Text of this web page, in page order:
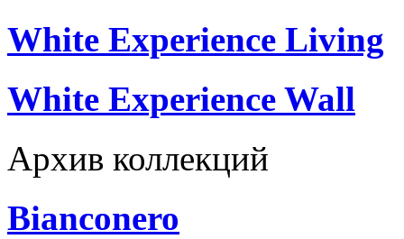
White Experience Living
White Experience Wall
Архив коллекций
Bianconero